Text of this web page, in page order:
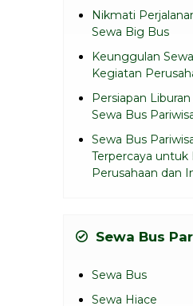
Nikmati
Sewa Big Bus
Keunggulan
Kegiatan
Persiapan
Sewa Bus
Sewa Bus
Terpercaya untuk
Perusahaan dan
Sewa Bus
Sewa Bus
Sewa Hiace